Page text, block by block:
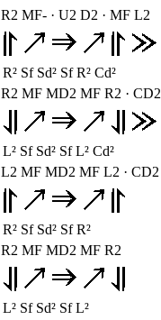
R2 MF- · U2 D2 · MF L2
R² Sf Sd² Sf R² Cd²
R2 MF MD2 MF R2 · CD2
L² Sf Sd² Sf L² Cd²
L2 MF MD2 MF L2 · CD2
R² Sf Sd² Sf R²
R2 MF MD2 MF R2
L² Sf Sd² Sf L²